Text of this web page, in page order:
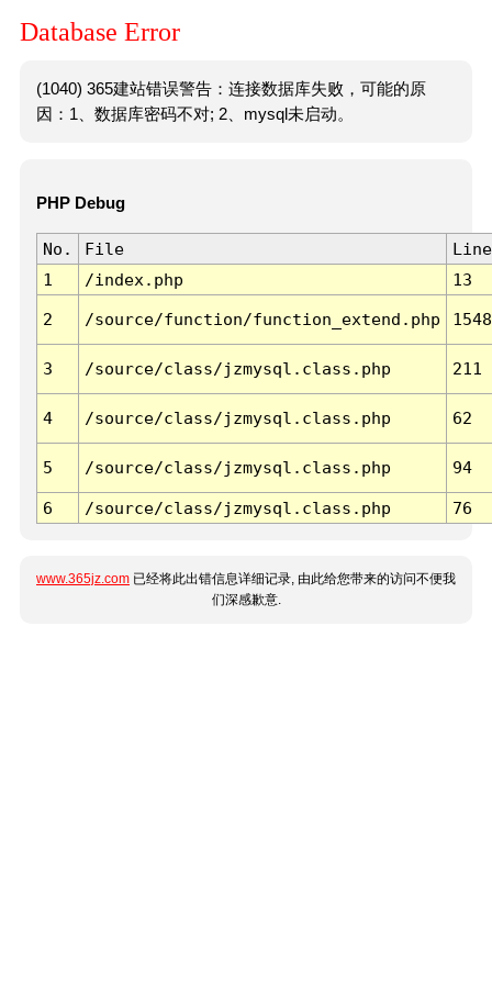
Database Error
(1040) 365建站错误警告：连接数据库失败，可能的原
因：1、数据库密码不对; 2、mysql未启动。
PHP Debug
No. File
Line
1
/index.php 13
2 /source/function/function_extend.php 1548
3 /source/class/jzmysql.class.php 211
4 /source/class/jzmysql.class.php 62
5 /source/class/jzmysql.class.php 94
6 /source/class/jzmysql.class.php 76
www.365jz.com 已经将此出错信息详细记录, 由此给您带来的访问不便我
们深感歉意.